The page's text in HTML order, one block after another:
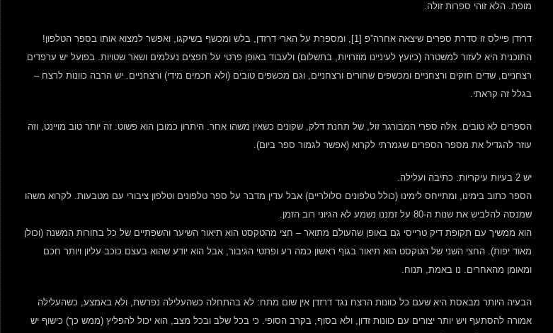
מופת. הלא זוהי ספרות זולה.
דרזדן פיילס זו סדרת ספרים שיצאה אחרה”פ [1], ומספרת על הארי דרזדן, בלש ומכשף בשיקגו, ואפשר למצוא אותו בספר הטלפון!
התוכנית היא לעזור למשטרה (כיועץ לעיניינו מוזרויות, בתשלום) ולעבוד באופן פרטי על חפצים נעלמים ושאר שטויות. בפועל יש ערפדים
רצחניים, שדים חזקים ורצחניים ומכשפים שחורים ורצחניים, וגם מכשפים טובים (ולא חכמים מידי) ורצחניים. יש הרבה כוונות לרצח –
בגלל זה קראתי.
הספרים לא טובים. אלה ספרי המבורגר זול, של תחנת דלק, שקונים כשאין משהו אחר. היתרון כמובן הוא פשוט: זה יותר טוב מויינט, וזה
עוזר להגדיל את מספר הספרים שגמרתי לקרוא (אפשר לגמור ספר ביום).
יש 2 בעיות עיקריות: כתיבה ועלילה.
הספר כתוב בימינו, ומתייחס לימינו (כולל טלפונים סלולריים) אבל עדין מדבר על ספר טלפונים וטלפון ציבורי עם מטבעות. לקרוא משהו
שמנסה להלביש את שנות ה-80 על זמננו נשמע לא הגיוני רוב הזמן.
הוא ממשיך עם תקופת דיק טרייסי גם באופן שהעולם מתואר – חצי מהטקסט הוא תיאור השיער והשפתיים של כל בחורות המשנה (וכולן
מאוד יפות). החצי השני של הטקסט הוא תיאור בגוף ראשון כמה רע ופתטי הגיבור, אבל הוא יודע שהוא בעצם כוכב עליון ויותר חכם
ומאומן מהאחרים. נו באמת, תנוח.
הבעיה היותר מבאסת היא שעם כל כוונות הרצח נגד דרזדן אין שום מתח: לא בהתחלה כשהעלילה נפרשת, ולא באמצע, כשהעלילה
אמורה להסתעף ויש יותר יצורים עם כוונות זדון, ולא בסוף, בקרב הסופי. כי בכל שלב ובכל מצב, הוא יכול להפליץ (ממש כך) כישוף יש